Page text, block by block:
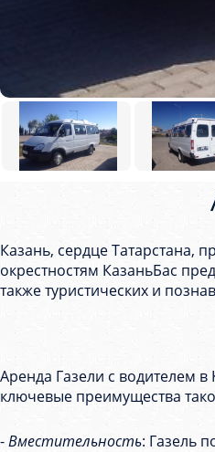
Казань, сердце Татарстана,
окрестностям КазаньБас
также туристических и
Аренда Газели с водителем
ключевые преимущества
-Вместительность: Газель